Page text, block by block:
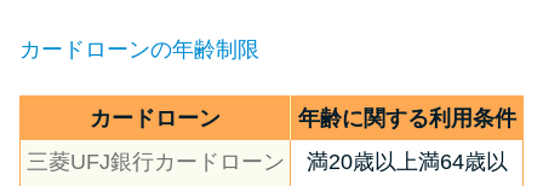
アコムはブラックでも審査に通
る？ 自分がブラックか確かめる
方法
カードローンの年齢制限
カードローン
年齢に関する利用条件
三菱UFJ銀行カードローン
満20歳以上満64歳以